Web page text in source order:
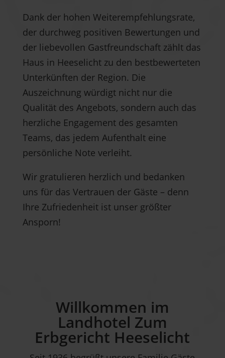
Dank der hohen Weiterempfehlungsrate,
der durchweg positiven Bewertungen und
der liebevollen Gastfreundschaft zählt das
Haus in Heeselicht zu den bestbewerteten
Unterkünften der Region. Die
Auszeichnung würdigt nicht nur die
Qualität des Angebots, sondern auch das
herzliche Engagement des gesamten
Teams, das jedem Aufenthalt eine
persönliche Note verleiht.
Wir gratulieren herzlich und bedanken
uns für das Vertrauen der Gäste – denn
Ihre Zufriedenheit ist unser größter
Ansporn!
Willkommen im
Landhotel Zum
Erbgericht Heeselicht